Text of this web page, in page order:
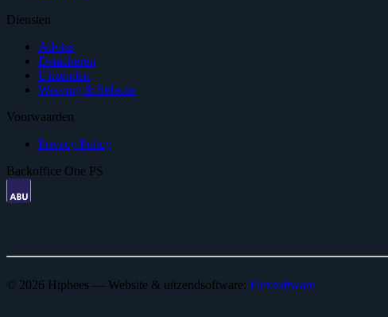
Diensten
Advies
Detacheren
Uitzenden
Werving & Selectie
Voorwaarden
Privacy Policy
Backoffice One PS
© 2026 Htphees — Website & uitzendsoftware: Flexsoftware